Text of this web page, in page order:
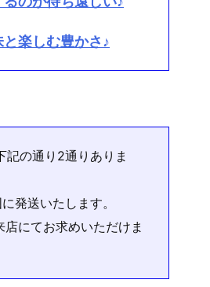
と楽しむ豊かさ♪
記の通り2通りありま
発送いたします。
にてお求めいただけま